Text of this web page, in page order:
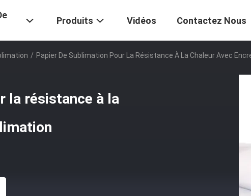
Produits Vidéos Contactez Nous
/ Papier De Sublimation Pour La Résistance À La Chaleur Avec
la résistance à la